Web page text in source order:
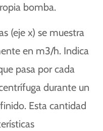
bomba.
(eje x) se muestra
en m3/h. Indica
pasa por cada
durante un
Esta cantidad